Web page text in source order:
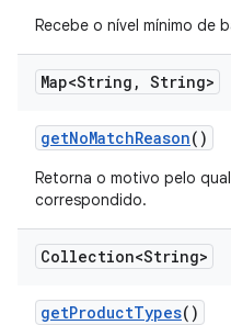
Recebe o nível mínimo de
Map<String , String>
getNoMatchReason()
Retorna o motivo pelo
correspondido.
Collection<String>
getProductTypes()